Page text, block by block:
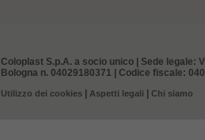
Coloplast S.p.A. a socio unico | Sede legale:
Bologna n. 04029180371 | Codice fiscale:
Utilizzo dei cookies Aspetti legali Chi siamo